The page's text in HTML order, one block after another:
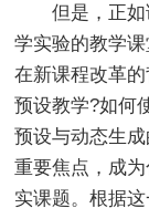
但是，正如
学实验的教学
在新课程改革
预设教学?如何
预设与动态生
重要焦点，成
实课题。根据